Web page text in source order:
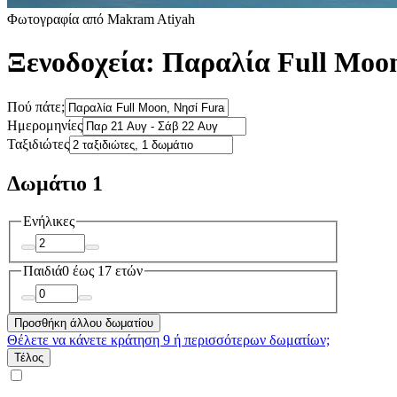
Φωτογραφία από Makram Atiyah
Ξενοδοχεία: Παραλία Full
Πού πάτε;
Ημερομηνίες
Ταξιδιώτες
Δωμάτιο 1
Ενήλικες
Παιδιά0 έως 17 ετών
Προσθήκη άλλου δωματίου
Θέλετε να κάνετε κράτηση 9 ή περισσότερων δωματίων;
Τέλος